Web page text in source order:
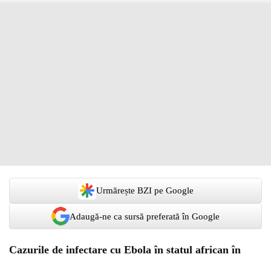
Urmărește BZI pe Google
Adaugă-ne ca sursă preferată în Google
Cazurile de infectare cu Ebola în statul african în